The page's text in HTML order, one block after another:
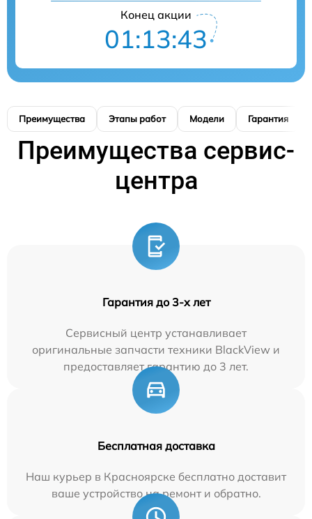
Конец акции
01:13:42
Преимущества Этапы работ Модели Гарантия
Преимущества сервис-
центра
Гарантия до 3-х лет
Сервисный центр устанавливает
оригинальные запчасти техники BlackView и
предоставляет гарантию до 3 лет.
Бесплатная доставка
Наш курьер в Красноярске бесплатно доставит
ваше устройство на ремонт и обратно.